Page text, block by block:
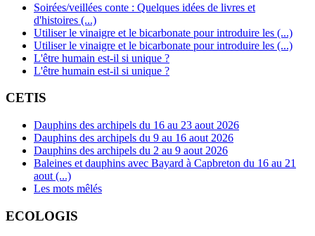
Soirées/veillées conte : Quelques idées de livres et
d'histoires (...)
Utiliser le vinaigre et le bicarbonate pour introduire les (...)
Utiliser le vinaigre et le bicarbonate pour introduire les (...)
L'être humain est-il si unique ?
L'être humain est-il si unique ?
CETIS
Dauphins des archipels du 16 au 23 aout 2026
Dauphins des archipels du 9 au 16 aout 2026
Dauphins des archipels du 2 au 9 aout 2026
Baleines et dauphins avec Bayard à Capbreton du 16 au 21
aout (...)
Les mots mêlés
ECOLOGIS